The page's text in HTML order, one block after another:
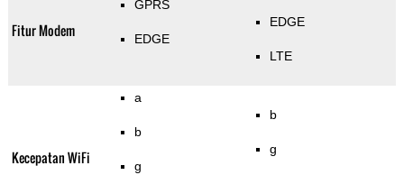
Fitur Modem
GPRS
EDGE
EDGE
LTE
Kecepatan WiFi
a
b
g
b
g